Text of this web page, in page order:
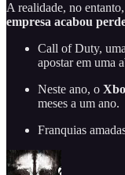
A realidade, no
empresa acabou
Call of Duty,
apostar em uma
Neste ano, o
meses a um ano.
Franquias